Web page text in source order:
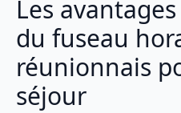
Les
du fuseau
réunionnais
séjour